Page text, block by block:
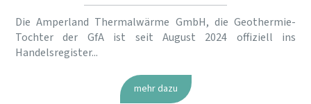
Die Amperland Thermalwärme GmbH, die Geothermie-
Tochter der GfA ist seit August 2024 offiziell ins
Handelsregister...
mehr dazu